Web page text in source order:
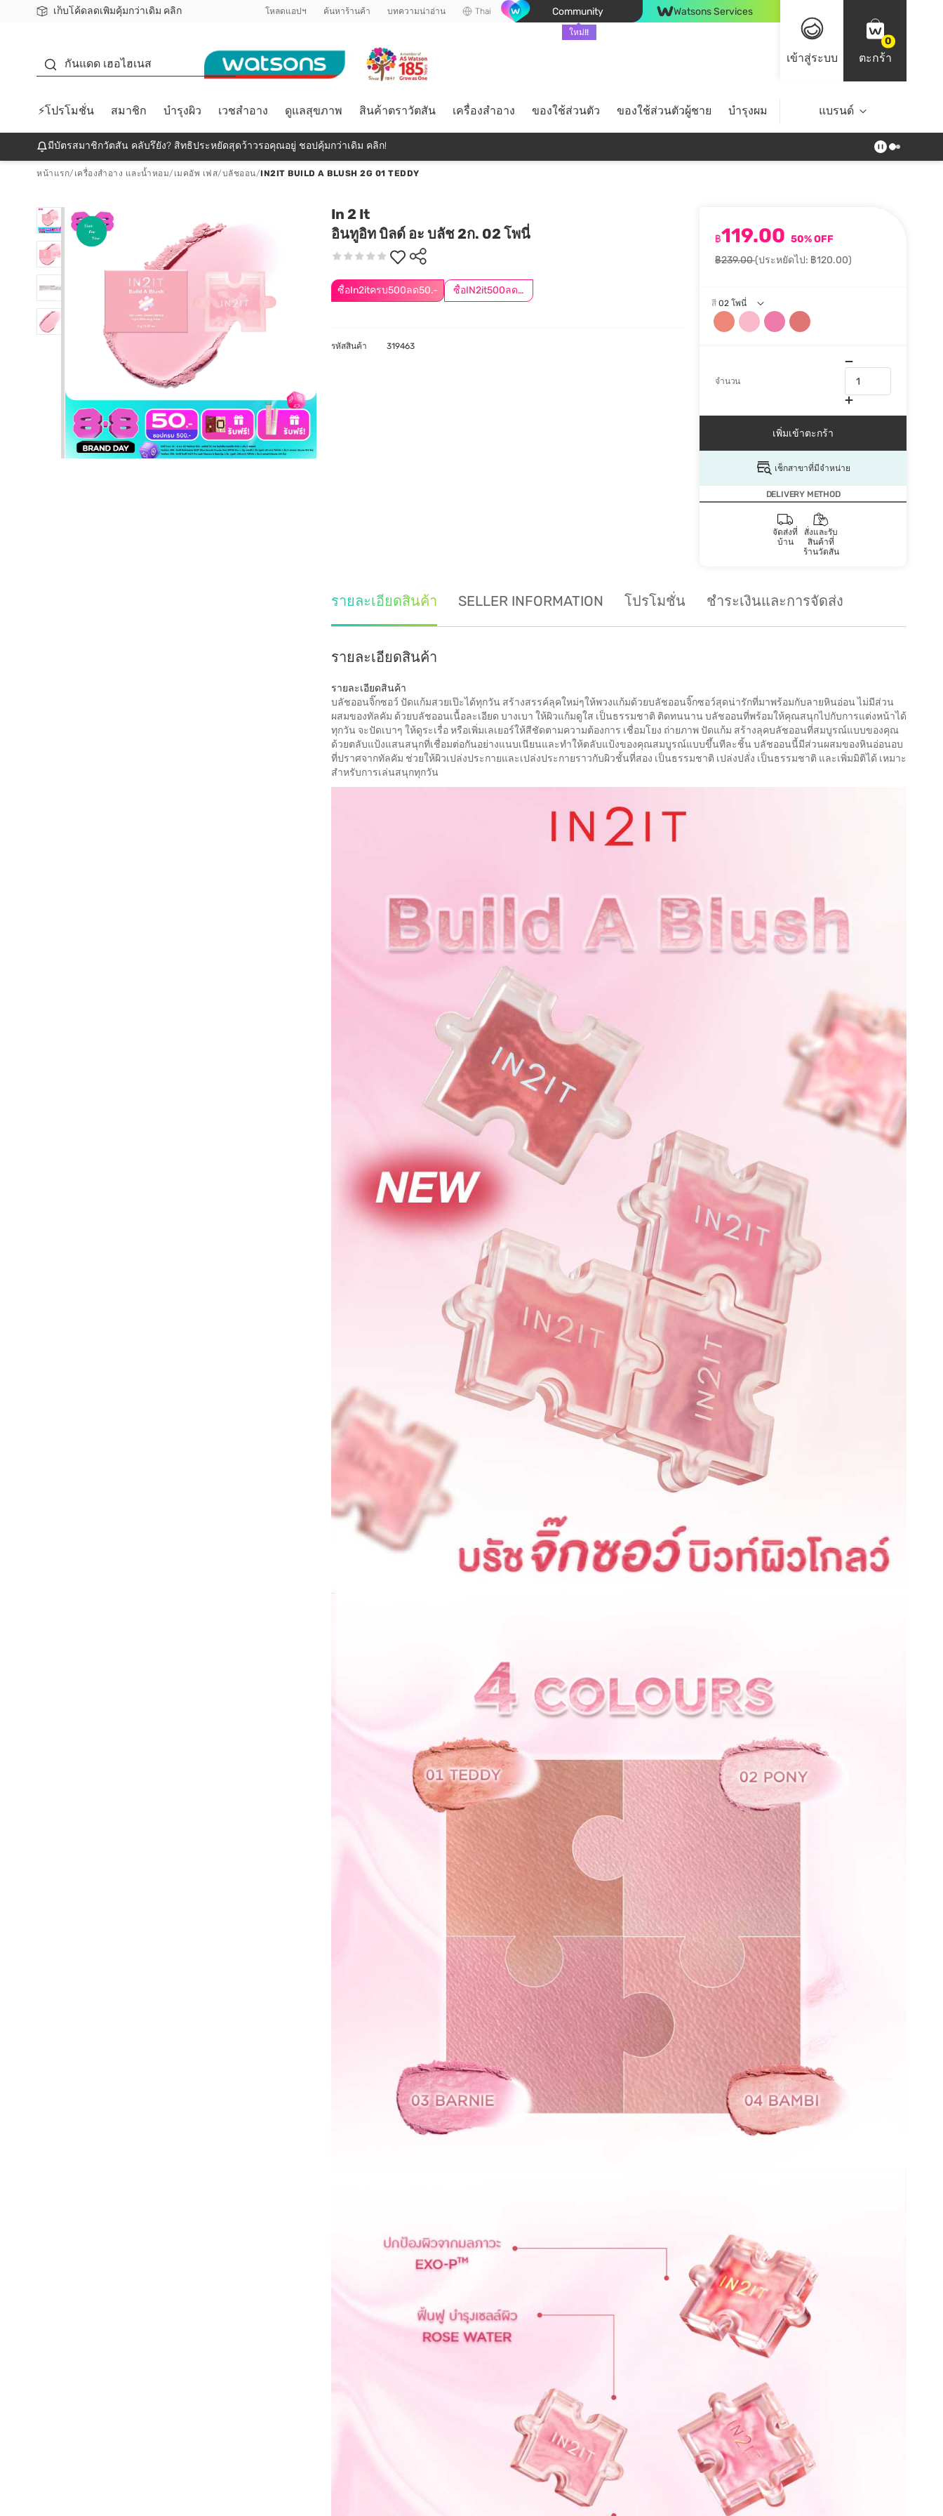
เก็บโค้ดลดเพิ่มคุ้มกว่าเดิม คลิก
ชอปออนไลน์ครั้งแรก ลดเพิ่มจุก ๆ 10%! 🎉
📦ส่งฟรี! เมื่อชอป 499฿
สมาชิกวัตสัน คลับดียังไง? โหลดแอปฯ ค้นหาร้านค้า บทความน่าอ่าน Thai Community
ใหม่!!
Watsons Services
เข้าสู่ระบบ
0
ตะกร้า
กันแดด เฮอไฮเนส
⚡โปรโมชั่น สมาชิก บำรุงผิว เวชสำอาง ดูแลสุขภาพ สินค้าตราวัตสัน เครื่องสำอาง ของใช้ส่วนตัว ของใช้ส่วนตัวผู้ชาย บำรุงผม ไลฟ์สไตล์ Top Brands
แบรนด์
มีบัตรสมาชิกวัตสัน คลับรึยัง? สิทธิประหยัดสุดว้าวรอคุณอยู่ ชอปคุ้มกว่าเดิม คลิก!
หน้าแรก/ เครื่องสำอาง และน้ำหอม/ เมคอัพ เฟส/บลัชออน/IN2IT BUILD A BLUSH 2G 01 TEDDY
In 2 It
อินทูอิท บิลด์ อะ บลัช 2ก. 02 โพนี่
ซื้อIn2itครบ500ลด50.- ซื้อIN2it500ลด50.-
฿119.00 50% OFF
฿239.00(ประหยัดไป: ฿120.00)
สี 02 โพนี่
จำนวน
เพิ่มเข้าตะกร้า
เช็กสาขาที่มีจำหน่าย
DELIVERY METHOD
จัดส่งที่
บ้าน
สั่งและรับ
สินค้าที่
ร้านวัตสัน
รหัสสินค้า 319463
รายละเอียดสินค้า SELLER INFORMATION โปรโมชั่น ชำระเงินและการจัดส่ง
รายละเอียดสินค้า
รายละเอียดสินค้า
บลัชออนจิ๊กซอว์ ปัดแก้มสวยเป๊ะได้ทุกวัน สร้างสรรค์ลุคใหม่ๆให้พวงแก้มด้วยบลัชออนจิ๊กซอว์สุดน่ารักที่มาพร้อมกับลายหินอ่อน ไม่มีส่วน
ผสมของทัลคัม ด้วยบลัชออนเนื้อละเอียด บางเบา ให้ผิวแก้มดูใส เป็นธรรมชาติ ติดทนนาน บลัชออนที่พร้อมให้คุณสนุกไปกับการแต่งหน้าได้
ทุกวัน จะปัดเบาๆ ให้ดูระเรื่อ หรือเพิ่มเลเยอร์ให้สีชัดตามความต้องการ เชื่อมโยง ถ่ายภาพ ปัดแก้ม สร้างลุคบลัชออนที่สมบูรณ์แบบของคุณ
ด้วยตลับแป้งแสนสนุกที่เชื่อมต่อกันอย่างแนบเนียนและทำให้ตลับแป้งของคุณสมบูรณ์แบบขึ้นทีละชิ้น บลัชออนนี้มีส่วนผสมของหินอ่อนอบ
ที่ปราศจากทัลคัม ช่วยให้ผิวเปล่งประกายและเปล่งประกายราวกับผิวชั้นที่สอง เป็นธรรมชาติ เปล่งปลั่ง เป็นธรรมชาติ และเพิ่มมิติได้ เหมาะ
สำหรับการเล่นสนุกทุกวัน